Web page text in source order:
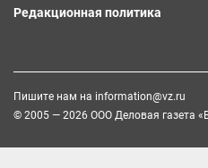
Редакционная политика
Пишите нам на information@vz.ru
© 2005 — 2026 ООО Деловая газета